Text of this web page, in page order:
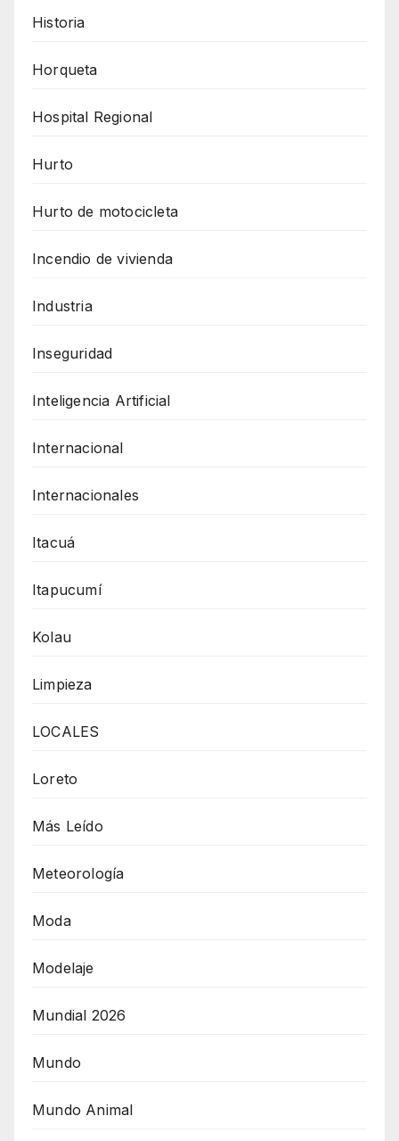
Historia
Horqueta
Hospital Regional
Hurto
Hurto de motocicleta
Incendio de vivienda
Industria
Inseguridad
Inteligencia Artificial
Internacional
Internacionales
Itacuá
Itapucumí
Kolau
Limpieza
LOCALES
Loreto
Más Leído
Meteorología
Moda
Modelaje
Mundial 2026
Mundo
Mundo Animal